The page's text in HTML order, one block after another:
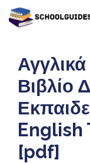
Μετάβαση
σε
Βιβλίο
English
[pdf]